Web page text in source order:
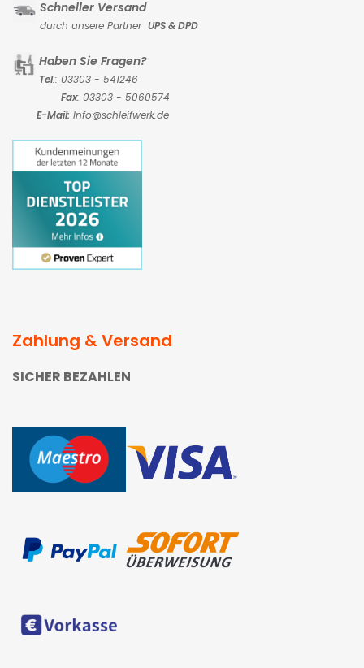
Schneller Versand
durch unsere Partner UPS & DPD
Haben Sie Fragen?
Tel.: 03303 - 541246
Fax: 03303 - 5060574
E-Mail: Info@schleifwerk.de
Zahlung & Versand
SICHER BEZAHLEN